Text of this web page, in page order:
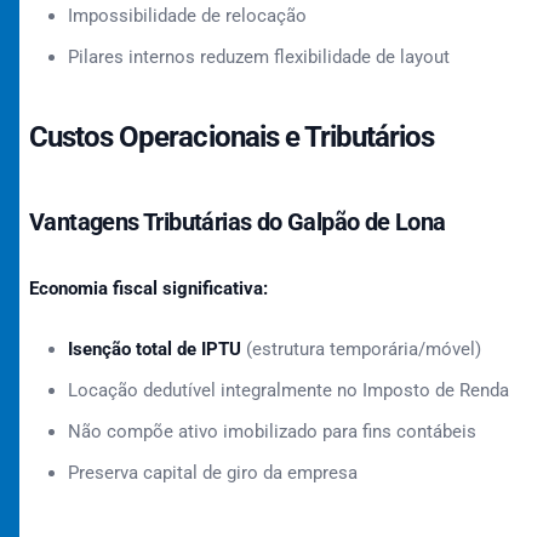
Impossibilidade de relocação
Pilares internos reduzem flexibilidade de layout
Custos Operacionais e Tributários
Vantagens Tributárias do Galpão de Lona
Economia fiscal significativa:
Isenção total de IPTU (estrutura temporária/móvel)
Locação dedutível integralmente no Imposto de Renda
Não compõe ativo imobilizado para fins contábeis
Preserva capital de giro da empresa